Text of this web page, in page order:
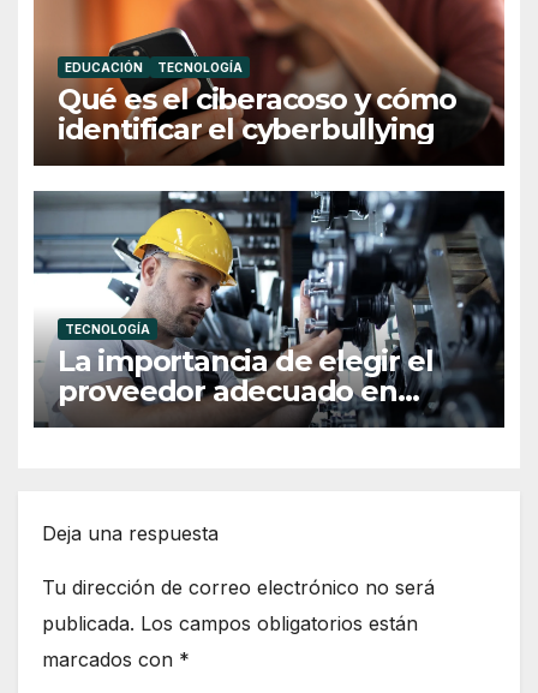
EDUCACIÓN TECNOLOGÍA
Qué es el ciberacoso y cómo
identificar el cyberbullying
TECNOLOGÍA
La importancia de elegir el
proveedor adecuado en
herramientas hidráulicas
Deja una respuesta
Tu dirección de correo electrónico no será
publicada. Los campos obligatorios están
marcados con *